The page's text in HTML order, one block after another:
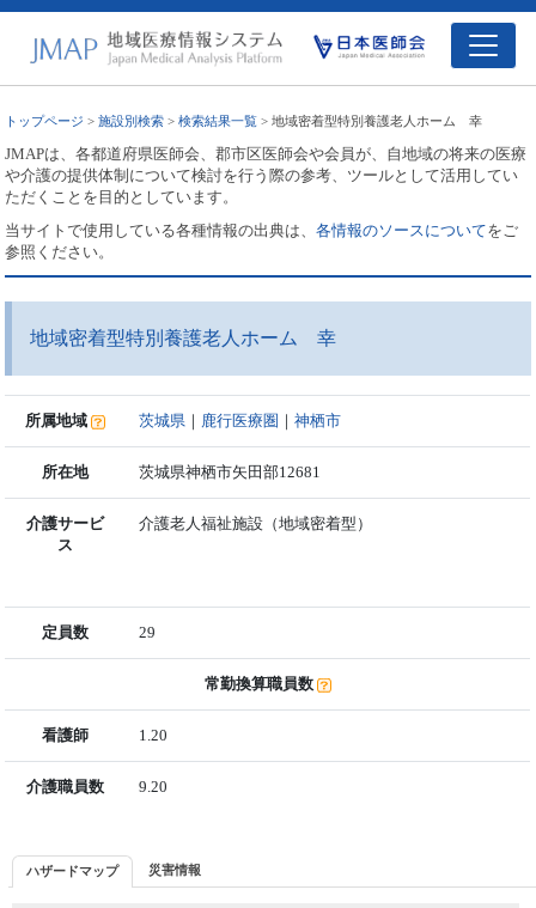
トップページ >施設別検索 >検索結果一覧 > 地域密着型特別養護老人ホーム 幸
JMAPは、各都道府県医師会、郡市区医師会や会員が、自地域の将来の医療
や介護の提供体制について検討を行う際の参考、ツールとして活用してい
ただくことを目的としています。
当サイトで使用している各種情報の出典は、各情報のソースについてをご
参照ください。
地域密着型特別養護老人ホーム 幸
所属地域 茨城県 ｜ 鹿行医療圏 ｜神栖市
所在地 茨城県神栖市矢田部12681
介護サービ
ス
介護老人福祉施設（地域密着型）
定員数 29
常勤換算職員数
看護師 1.20
介護職員数 9.20
ハザードマップ 災害情報